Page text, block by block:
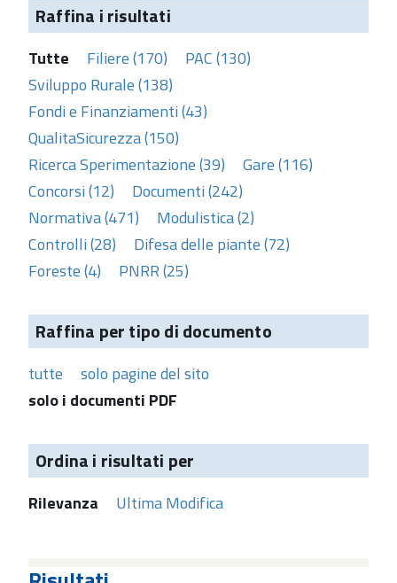
Raffina i risultati
Tutte Filiere (170)
PAC (130)
Sviluppo Rurale (138)
Fondi e Finanziamenti (43)
QualitaSicurezza (150)
Ricerca Sperimentazione (39)
Gare (116)
Concorsi (12)
Documenti (242)
Normativa (471)
Modulistica (2)
Controlli (28)
Difesa delle piante (72)
Foreste (4)
PNRR (25)
Raffina per tipo di documento
tutte
solo pagine del sito
solo i documenti PDF
Ordina i risultati per
Rilevanza Ultima Modifica